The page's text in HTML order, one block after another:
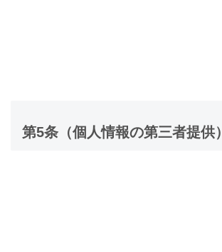
第5条（個人情報の第三者提供）